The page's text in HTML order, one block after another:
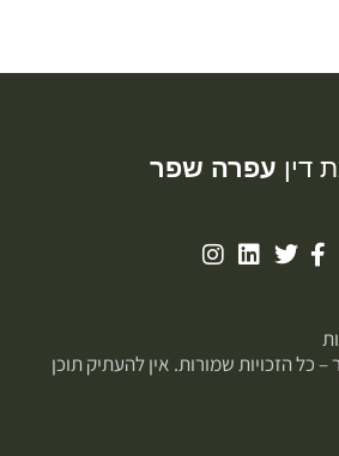
דין עפרה שפר
– כל הזכויות שמורות. אין להעתיק תוכן